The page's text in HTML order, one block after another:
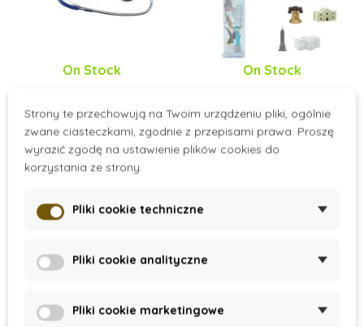
On Stock
80 zł
On Stock
132 zł
Promocja
Strony te przechowują na Twoim urządzeniu pliki, ogólnie
zwane ciasteczkami, zgodnie z przepisami prawa. Proszę
wyrazić zgodę na ustawienie plików cookies do
korzystania ze strony.
Pliki cookie techniczne
Pliki cookie analityczne
Pliki cookie marketingowe